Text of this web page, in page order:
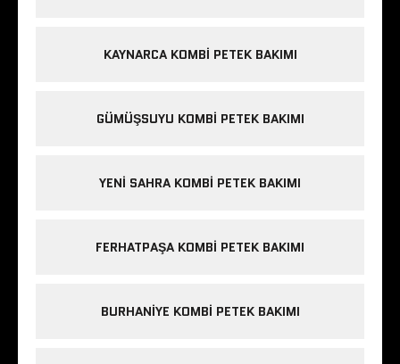
KAYNARCA KOMBI PETEK BAKIMI
GÜMÜŞSUYU KOMBI PETEK BAKIMI
YENI SAHRA KOMBI PETEK BAKIMI
FERHATPAŞA KOMBI PETEK BAKIMI
BURHANIYE KOMBI PETEK BAKIMI